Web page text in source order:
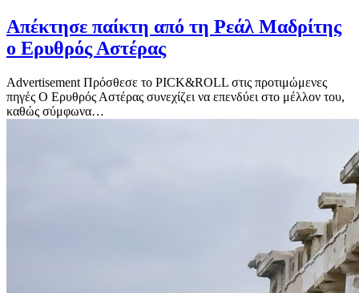
Απέκτησε παίκτη από τη Ρεάλ Μαδρίτης
ο Ερυθρός Αστέρας
Advertisement Πρόσθεσε το PICK&ROLL στις προτιμώμενες
πηγές Ο Ερυθρός Αστέρας συνεχίζει να επενδύει στο μέλλον του,
καθώς σύμφωνα…